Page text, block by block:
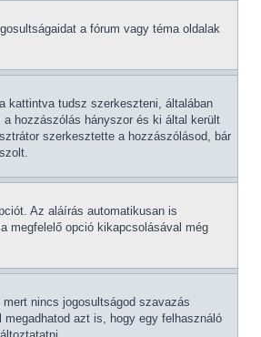
a fórum vagy téma oldalak
kattintva tudsz szerkeszteni, általában
hozzászólás hányszor és ki által került
szerkesztette a hozzászólásod, bár
Az aláírás automatikusan is
megfelelő opció kikapcsolásával még
nincs jogosultságod szavazás
azt is, hogy egy felhasználó